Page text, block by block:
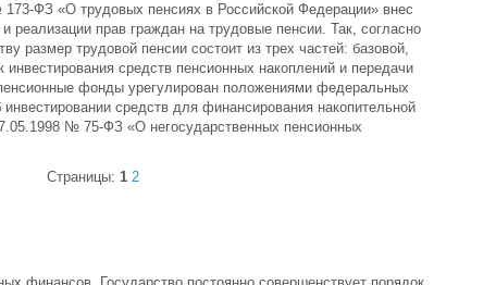
ФЗ «О трудовых пенсиях в Российской Федерации» внес
реализации прав граждан на трудовые пенсии. Так, согласно
размер трудовой пенсии состоит из трех частей: базовой,
инвестирования средств пенсионных накоплений и передачи
фонды урегулирован положениями федеральных
средств для финансирования накопительной
№ 75-ФЗ «О негосударственных пенсионных
Страницы: 1 2